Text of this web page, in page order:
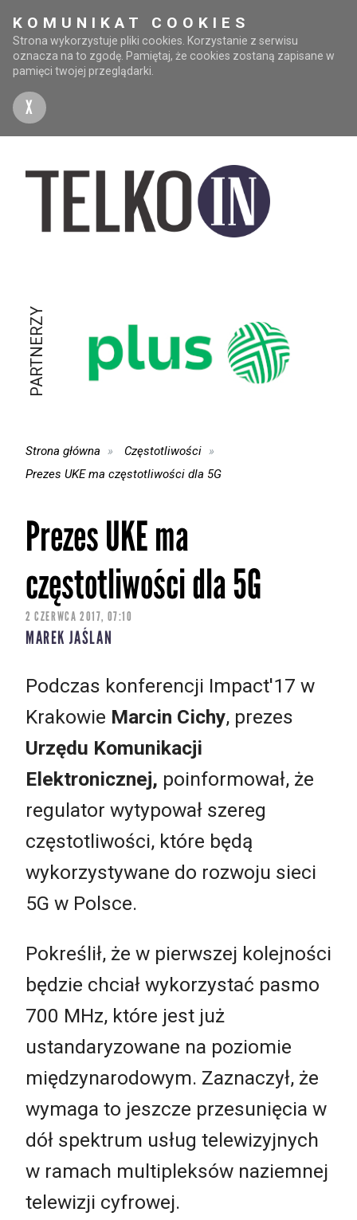
KOMUNIKAT COOKIES
Strona wykorzystuje pliki cookies. Korzystanie z serwisu
oznacza na to zgodę. Pamiętaj, że cookies zostaną zapisane w
pamięci twojej przeglądarki.
X
PARTNERZY
Strona główna
Częstotliwości
Prezes UKE ma częstotliwości dla 5G
Prezes UKE ma
częstotliwości dla 5G
2 CZERWCA 2017, 07:10
MAREK JAŚLAN
Podczas konferencji Impact'17 w
Krakowie Marcin Cichy, prezes
Urzędu Komunikacji
Elektronicznej, poinformował, że
regulator wytypował szereg
częstotliwości, które będą
wykorzystywane do rozwoju sieci
5G w Polsce.
Pokreślił, że w pierwszej kolejności
będzie chciał wykorzystać pasmo
700 MHz, które jest już
ustandaryzowane na poziomie
międzynarodowym. Zaznaczył, że
wymaga to jeszcze przesunięcia w
dół spektrum usług telewizyjnych
w ramach multipleksów naziemnej
telewizji cyfrowej.